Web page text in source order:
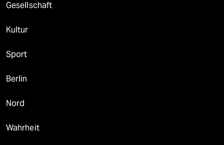
Gesellschaft
Kultur
Sport
Berlin
Nord
Wahrheit